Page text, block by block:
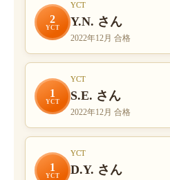
2
YCT
YCT
Y.N. さん
2022年12月 合格
1
YCT
YCT
S.E. さん
2022年12月 合格
1
YCT
YCT
D.Y. さん